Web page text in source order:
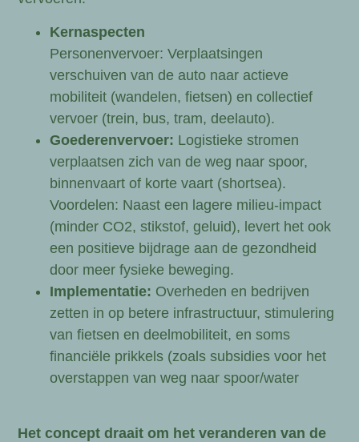
Kernaspecten
Personenvervoer: Verplaatsingen
verschuiven van de auto naar actieve
mobiliteit (wandelen, fietsen) en collectief
vervoer (trein, bus, tram, deelauto).
Goederenvervoer: Logistieke stromen
verplaatsen zich van de weg naar spoor,
binnenvaart of korte vaart (shortsea).
Voordelen: Naast een lagere milieu-impact
(minder CO2, stikstof, geluid), levert het ook
een positieve bijdrage aan de gezondheid
door meer fysieke beweging.
Implementatie: Overheden en bedrijven
zetten in op betere infrastructuur, stimulering
van fietsen en deelmobiliteit, en soms
financiële prikkels (zoals subsidies voor het
overstappen van weg naar spoor/water
Het concept draait om het veranderen van de